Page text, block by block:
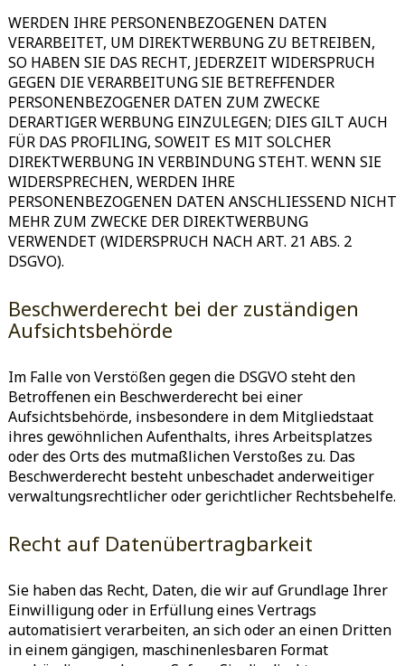
WERDEN IHRE PERSONENBEZOGENEN DATEN
VERARBEITET, UM DIREKTWERBUNG ZU BETREIBEN,
SO HABEN SIE DAS RECHT, JEDERZEIT WIDERSPRUCH
GEGEN DIE VERARBEITUNG SIE BETREFFENDER
PERSONENBEZOGENER DATEN ZUM ZWECKE
DERARTIGER WERBUNG EINZULEGEN; DIES GILT AUCH
FÜR DAS PROFILING, SOWEIT ES MIT SOLCHER
DIREKTWERBUNG IN VERBINDUNG STEHT. WENN SIE
WIDERSPRECHEN, WERDEN IHRE
PERSONENBEZOGENEN DATEN ANSCHLIESSEND NICHT
MEHR ZUM ZWECKE DER DIREKTWERBUNG
VERWENDET (WIDERSPRUCH NACH ART. 21 ABS. 2
DSGVO).
Beschwerde­recht bei der zuständigen
Aufsichts­behörde
Im Falle von Verstößen gegen die DSGVO steht den
Betroffenen ein Beschwerderecht bei einer
Aufsichtsbehörde, insbesondere in dem Mitgliedstaat
ihres gewöhnlichen Aufenthalts, ihres Arbeitsplatzes
oder des Orts des mutmaßlichen Verstoßes zu. Das
Beschwerderecht besteht unbeschadet anderweitiger
verwaltungsrechtlicher oder gerichtlicher Rechtsbehelfe.
Recht auf Daten­übertrag­barkeit
Sie haben das Recht, Daten, die wir auf Grundlage Ihrer
Einwilligung oder in Erfüllung eines Vertrags
automatisiert verarbeiten, an sich oder an einen Dritten
in einem gängigen, maschinenlesbaren Format